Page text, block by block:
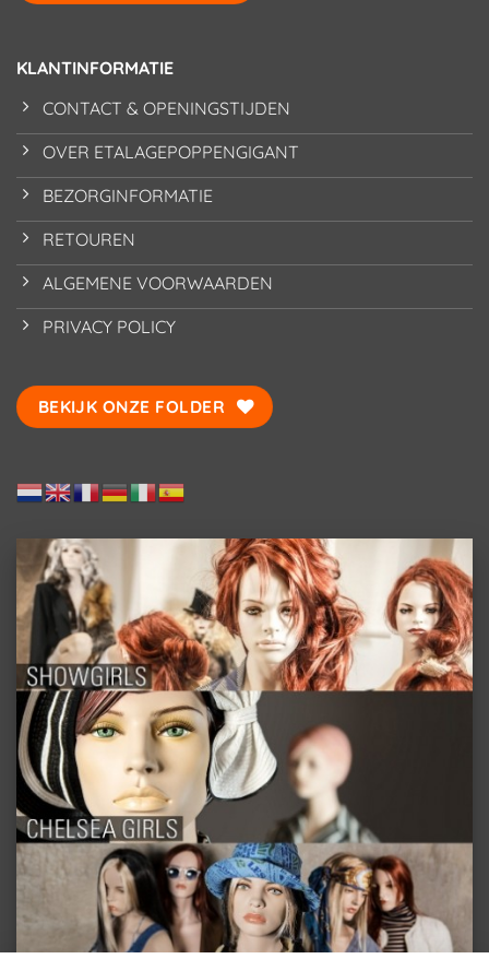
KLANTINFORMATIE
CONTACT & OPENINGSTIJDEN
OVER ETALAGEPOPPENGIGANT
BEZORGINFORMATIE
RETOUREN
ALGEMENE VOORWAARDEN
PRIVACY POLICY
BEKIJK ONZE FOLDER